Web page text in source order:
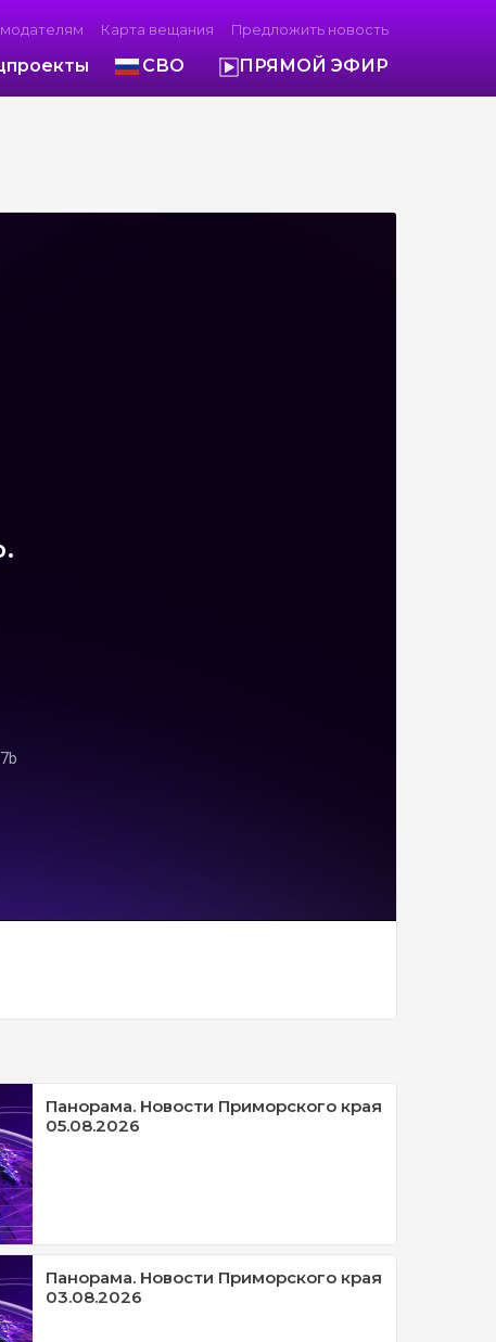
Карта вещания Предложить новость
СВО ПРЯМОЙ ЭФИР
Панорама. Новости Приморского края
05.08.2026
Панорама. Новости Приморского края
03.08.2026